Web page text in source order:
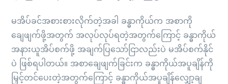
မအိပ်ခင်အစားစားလိုက်တဲ့အခါ ခန္ဓာကိုယ်က အစာကို
ချေဖျက်ဖို့အတွက် အလုပ်လုပ်ရတဲ့အတွက်ကြောင့် ခန္ဓာကိုယ်
အနားယူအိပ်စက်ဖို့ အချက်ပြသော်ငြာလည်းပဲ မအိပ်စက်နိုင်
ပဲ ဖြစ်ရပါတယ်။ အစာချေဖျက်ခြင်းက ခန္ဓာကိုယ်အပူချိန်ကို
မြှင့်တင်ပေးတဲ့အတွက်ကြောင့် ခန္ဓာကိုယ်အပူချိန်လျှော့ချ